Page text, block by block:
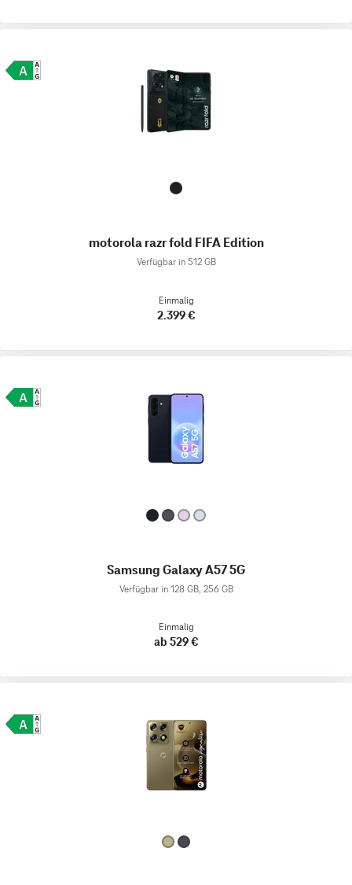
motorola razr fold FIFA Edition
Verfügbar in 512 GB
Einmalig
2.399 €
Samsung Galaxy A57 5G
Verfügbar in 128 GB, 256 GB
Einmalig
ab 529 €